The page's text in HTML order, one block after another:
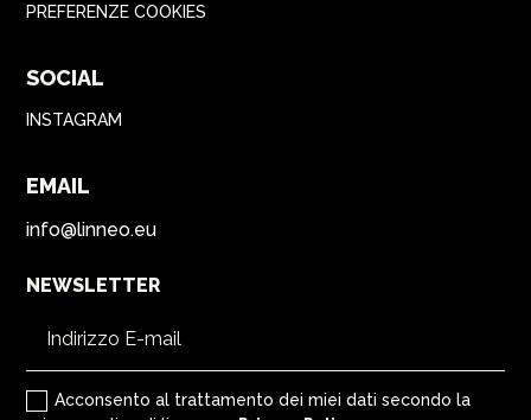
PREFERENZE COOKIES
SOCIAL
INSTAGRAM
EMAIL
info@linneo.eu
NEWSLETTER
Acconsento al trattamento dei miei dati secondo la